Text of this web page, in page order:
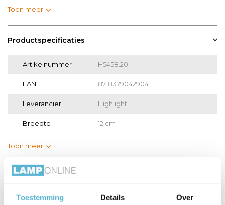
Toestemming Details Over
Toon meer
Productspecificaties
Artikelnummer H5458.20
EAN 8718379042904
Leverancier Highlight
Breedte 12 cm
Toon meer
Vergelijk Delen
Gerelateerde artikelen: